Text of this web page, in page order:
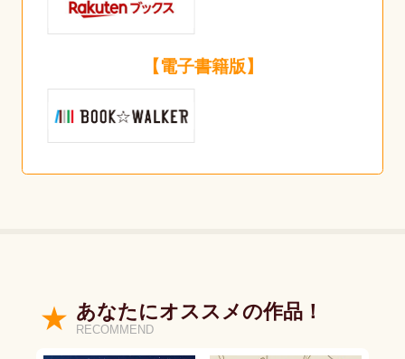
【電子書籍版】
あなたにオススメの作品！
RECOMMEND